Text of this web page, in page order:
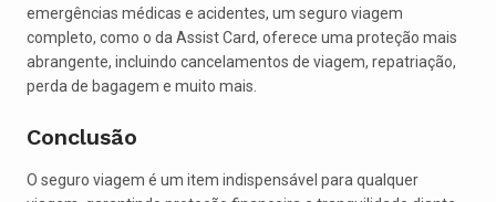
emergências médicas e acidentes, um seguro viagem
completo, como o da Assist Card, oferece uma proteção mais
abrangente, incluindo cancelamentos de viagem, repatriação,
perda de bagagem e muito mais.
Conclusão
O seguro viagem é um item indispensável para qualquer